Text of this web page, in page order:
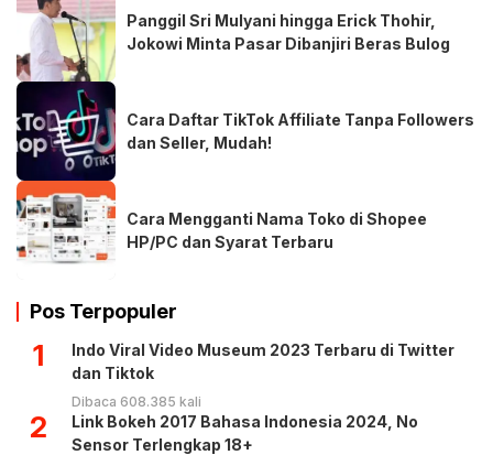
Panggil Sri Mulyani hingga Erick Thohir,
Jokowi Minta Pasar Dibanjiri Beras Bulog
Cara Daftar TikTok Affiliate Tanpa Followers
dan Seller, Mudah!
Cara Mengganti Nama Toko di Shopee
HP/PC dan Syarat Terbaru
Pos Terpopuler
1
Indo Viral Video Museum 2023 Terbaru di Twitter
dan Tiktok
Dibaca 608.385 kali
2
Link Bokeh 2017 Bahasa Indonesia 2024, No
Sensor Terlengkap 18+